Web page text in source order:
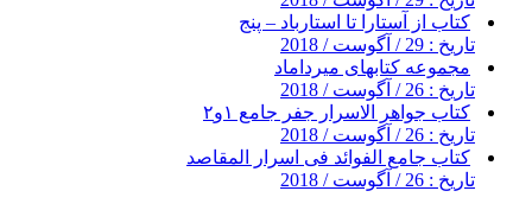
کتاب از آستارا تا استارباد – پنج
تاریخ : 29 / آگوست / 2018
مجموعه کتابهای میرداماد
تاریخ : 26 / آگوست / 2018
کتاب جواهر الاسرار جفر جامع ۱و۲
تاریخ : 26 / آگوست / 2018
کتاب جامع الفوائد فی اسرار المقاصد
تاریخ : 26 / آگوست / 2018